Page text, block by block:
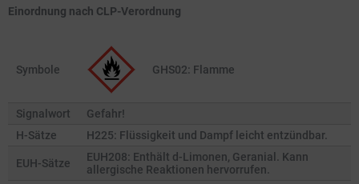
Einordnung nach CLP-Verordnung
Symbole GHS02: Flamme
Signalwort
Gefahr!
H-Sätze
H225: Flüssigkeit und Dampf leicht entzündbar.
EUH-Sätze
EUH208: Enthält d-Limonen, Geranial. Kann
allergische Reaktionen hervorrufen.